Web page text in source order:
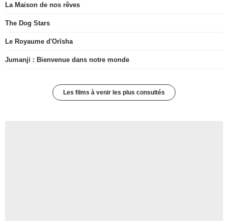
La Maison de nos rêves
The Dog Stars
Le Royaume d'Orïsha
Jumanji : Bienvenue dans notre monde
Les films à venir les plus consultés